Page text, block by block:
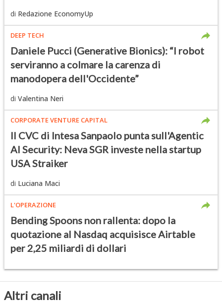
di Redazione EconomyUp
DEEP TECH
Daniele Pucci (Generative Bionics): “I robot
serviranno a colmare la carenza di
manodopera dell'Occidente”
di Valentina Neri
CORPORATE VENTURE CAPITAL
Il CVC di Intesa Sanpaolo punta sull'Agentic
AI Security: Neva SGR investe nella startup
USA Straiker
di Luciana Maci
L'OPERAZIONE
Bending Spoons non rallenta: dopo la
quotazione al Nasdaq acquisisce Airtable
per 2,25 miliardi di dollari
Altri canali